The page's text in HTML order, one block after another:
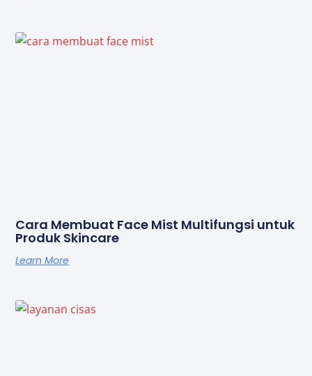
Cara Membuat Face Mist Multifungsi untuk
Produk Skincare
Learn More